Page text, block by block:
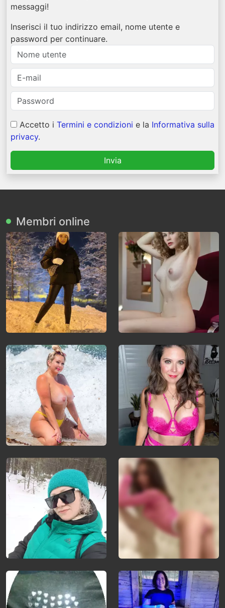
messaggi!
Inserisci il tuo indirizzo email, nome utente e
password per continuare.
Accetto i Termini e condizioni e la Informativa sulla
privacy.
Invia
Membri online